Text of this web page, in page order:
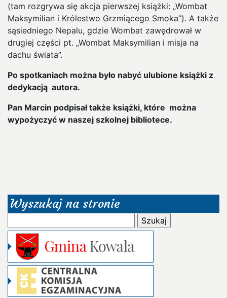
(tam rozgrywa się akcja pierwszej książki: „Wombat
Maksymilian i Królestwo Grzmiącego Smoka”). A także
sąsiedniego Nepalu, gdzie Wombat zawędrował w
drugiej części pt. „Wombat Maksymilian i misja na
dachu świata”.
Po spotkaniach można było nabyć ulubione książki z
dedykacją autora.
Pan Marcin podpisał także książki, które można
wypożyczyć w naszej szkolnej bibliotece.
Wyszukaj na stronie